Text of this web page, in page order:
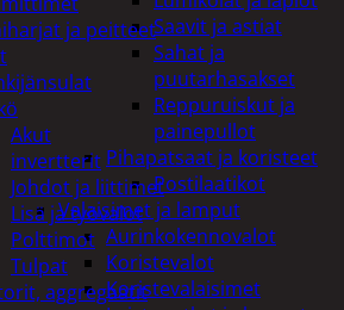
Saavit ja astiat
Sahat ja
puutarhasakset
Reppuruiskut ja
painepullot
Pihapatsaat ja koristeet
Postilaatikot
Valaisimet ja lamput
Aurinkokennovalot
Koristevalot
Koristevalaisimet
ja peitteet
Akut
invertterit
Johdot ja liittimet
Lisä ja työvalot
Polttimot
Tulpat
aggregaatit